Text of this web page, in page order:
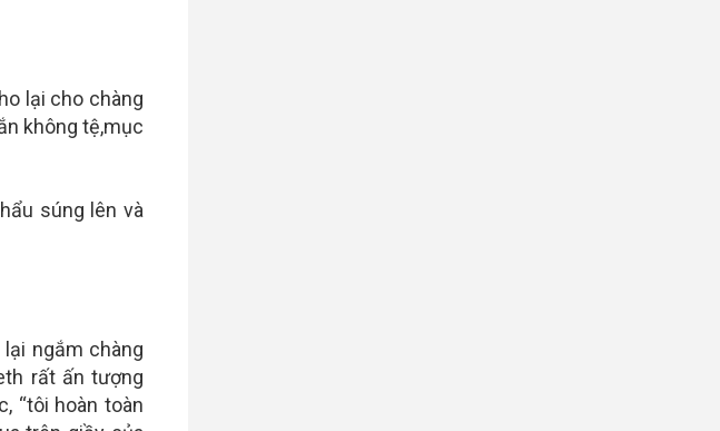
lại cho chàng
không tệ,mục
súng lên và
lại ngắm chàng
rất ấn tượng
“tôi hoàn toàn